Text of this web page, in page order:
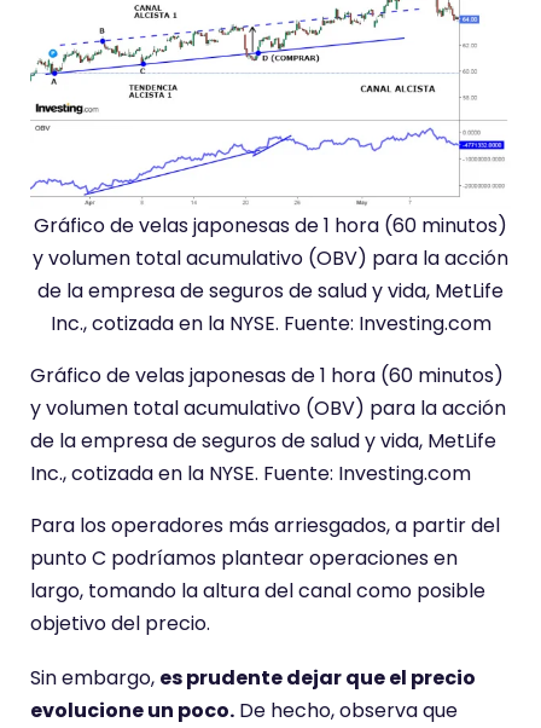
Gráfico de velas japonesas de 1 hora (60 minutos)
y volumen total acumulativo (OBV) para la acción
de la empresa de seguros de salud y vida, MetLife
Inc., cotizada en la NYSE. Fuente: Investing.com
Gráfico de velas japonesas de 1 hora (60 minutos)
y volumen total acumulativo (OBV) para la acción
de la empresa de seguros de salud y vida, MetLife
Inc., cotizada en la NYSE. Fuente: Investing.com
Para los operadores más arriesgados, a partir del
punto C podríamos plantear operaciones en
largo, tomando la altura del canal como posible
objetivo del precio.
Sin embargo, es prudente dejar que el precio
evolucione un poco. De hecho, observa que